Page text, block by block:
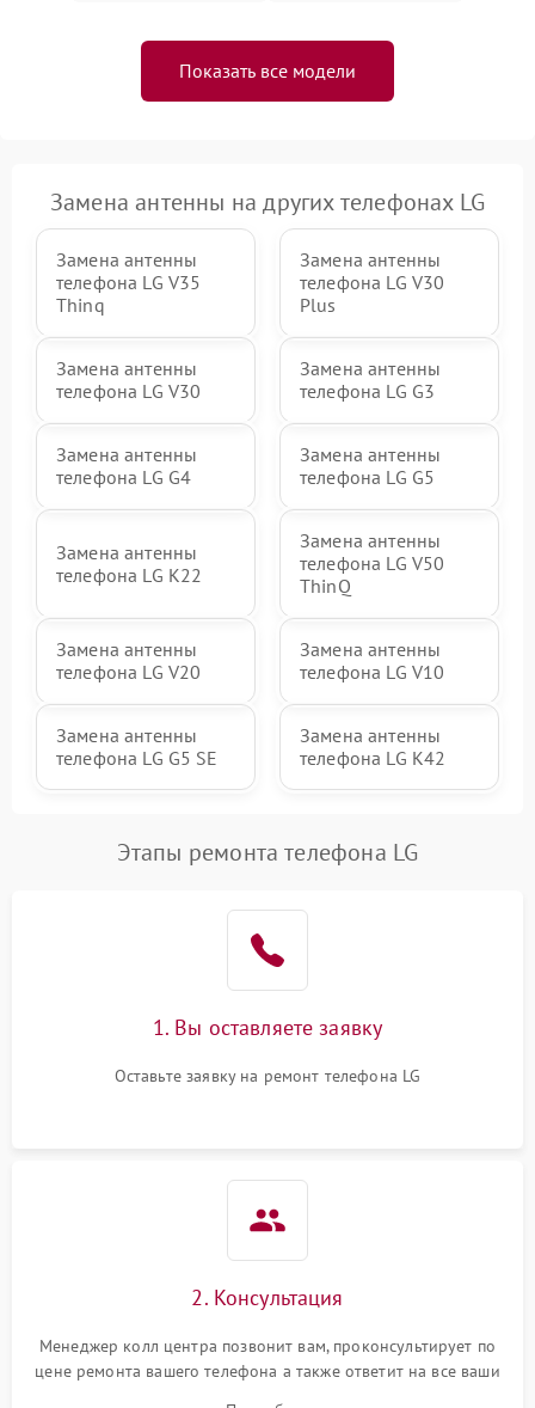
Показать все модели
Замена антенны на других телефонах LG
Замена антенны
телефона LG V35
Thinq
Замена антенны
телефона LG V30
Plus
Замена антенны
телефона LG V30
Замена антенны
телефона LG G3
Замена антенны
телефона LG G4
Замена антенны
телефона LG G5
Замена антенны
телефона LG K22
Замена антенны
телефона LG V50
ThinQ
Замена антенны
телефона LG V20
Замена антенны
телефона LG V10
Замена антенны
телефона LG G5 SE
Замена антенны
телефона LG K42
Этапы ремонта телефона LG
1. Вы оставляете заявку
Оставьте заявку на ремонт телефона LG
2. Консультация
Менеджер колл центра позвонит вам, проконсультирует по
цене ремонта вашего телефона а также ответит на все ваши